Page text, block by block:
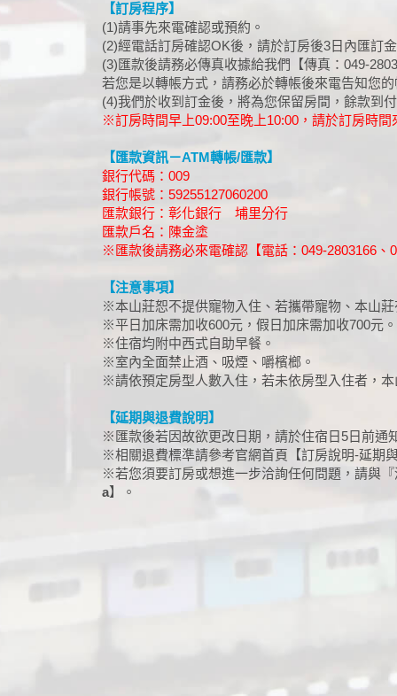
【訂房程序】
(1)請事先來電確認或預約。
(2)經電話訂房確認OK後，請於訂房後3日內匯訂
(3)匯款後請務必傳真收據給我們【傳真：049-
若您是以轉帳方式，請務必於轉帳後來電告知您
(4)我們於收到訂金後，將為您保留房間，餘款到
※訂房時間早上09:00至晚上10:00，請於訂房時間
【匯款資訊－ATM轉帳/匯款】
銀行代碼：009
銀行帳號：59255127060200
匯款銀行：彰化銀行 埔里分行
匯款戶名：陳金塗
※匯款後請務必來電確認【電話：049-2803166、
【注意事項】
※本山莊恕不提供寵物入住、若攜帶寵物、本山
※平日加床需加收600元，假日加床需加收700元。
※住宿均附中西式自助早餐。
※室內全面禁止酒、吸煙、嚼檳榔。
※請依預定房型人數入住，若未依房型入住者，
【延期與退費說明】
※匯款後若因故欲更改日期，請於住宿日5日前通
※相關退費標準請參考官網首頁【訂房說明-延期
※若您須要訂房或想進一步洽詢任何問題，請與
a】。